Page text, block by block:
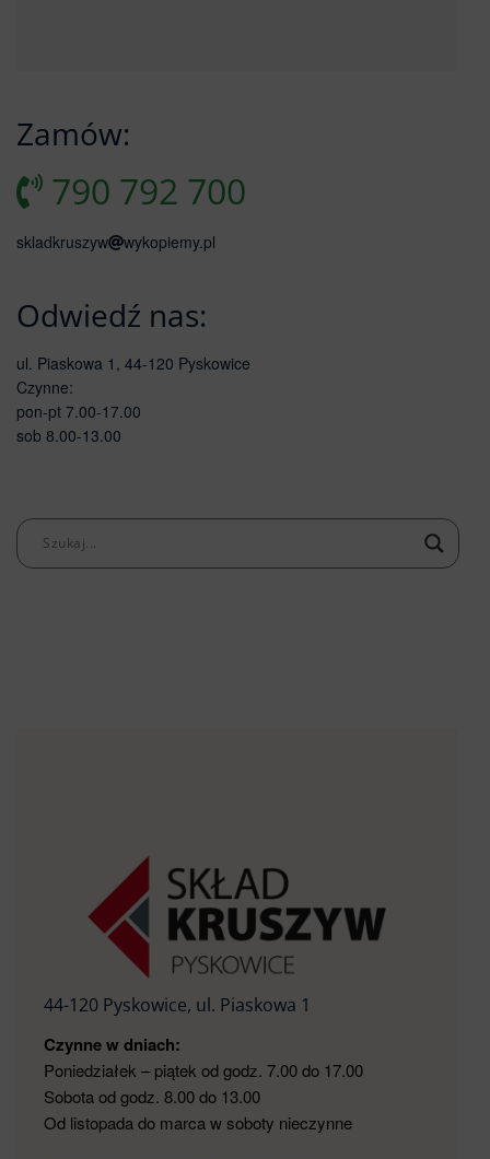
Zamów:
790 792 700
skladkruszyw wykopiemy.pl
Odwiedź nas:
ul. Piaskowa 1, 44-120 Pyskowice
Czynne:
pon-pt 7.00-17.00
sob 8.00-13.00
44-120 Pyskowice, ul. Piaskowa 1
Czynne w dniach:
Poniedziałek – piątek od godz. 7.00 do 17.00
Sobota od godz. 8.00 do 13.00
Od listopada do marca w soboty nieczynne